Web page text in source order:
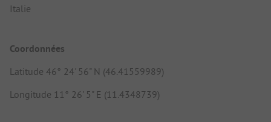
Italie
Coordonnées
Latitude 46° 24' 56" N (46.41559989)
Longitude 11° 26' 5" E (11.4348739)